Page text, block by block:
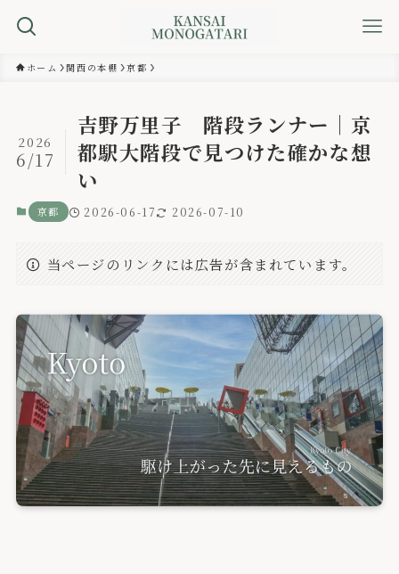
ホーム 関西の本棚 京都
吉野万里子 階段ランナー｜京
都駅大階段で見つけた確かな想
い
2026
6/17
京都 2026-06-17 2026-07-10
当ページのリンクには広告が含まれています。